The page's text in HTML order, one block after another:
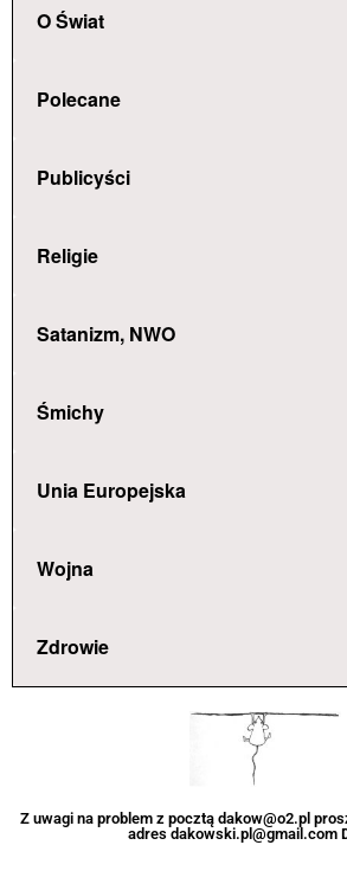
O Świat
Polecane
Publicyści
Religie
Satanizm, NWO
Śmichy
Unia Europejska
Wojna
Zdrowie
Z uwagi na problem z pocztą dakow@o2.pl
adres dakowski.pl@gmail.com